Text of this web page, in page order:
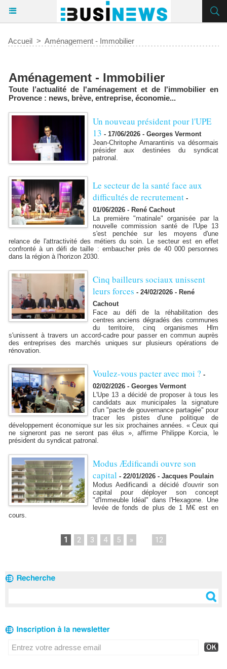
Accueil > Aménagement - Immobilier
Aménagement - Immobilier
Toute l’actualité de l'aménagement et de l'immobilier en
Provence : news, brève, entreprise, économie...
Un nouveau président pour l'UPE
13 - 17/06/2026 - Georges Vermont
Jean-Chritophe Amarantinis va désormais
présider aux destinées du syndicat
patronal.
Le secteur de la santé face aux
difficultés de recrutement -
01/06/2026 - René Cachout
La première "matinale" organisée par la
nouvelle commission santé de l'Upe 13
s'est penchée sur les moyens d'une
relance de l'attractivité des métiers du soin. Le secteur est en effet
confronté à un défi de taille : embaucher près de 40 000 personnes
dans la région à l'horizon 2030.
Cinq bailleurs sociaux unissent
leurs forces - 24/02/2026 - René
Cachout
Face au défi de la réhabilitation des
centres anciens dégradés des communes
du territoire, cinq organismes Hlm
s'unissent à travers un accord-cadre pour passer en commun auprès
des entreprises des marchés uniques sur plusieurs opérations de
rénovation.
Voulez-vous pacter avec moi ? -
02/02/2026 - Georges Vermont
L'Upe 13 a décidé de proposer à tous les
candidats aux municipales la signature
d'un "pacte de gouvernance partagée" pour
tracer les pistes d'une politique de
développement économique sur les six prochaines années. « Ceux qui
ne signeront pas ne seront pas élus », affirme Philippe Korcia, le
président du syndicat patronal.
Modus Ædificandi ouvre son
capital - 22/01/2026 - Jacques Poulain
Modus Aedificandi a décidé d'ouvrir son
capital pour déployer son concept
"d'Immeuble Idéal" dans l'Hexagone. Une
levée de fonds de plus de 1 M€ est en
cours.
1 2 3 4 5 » 12